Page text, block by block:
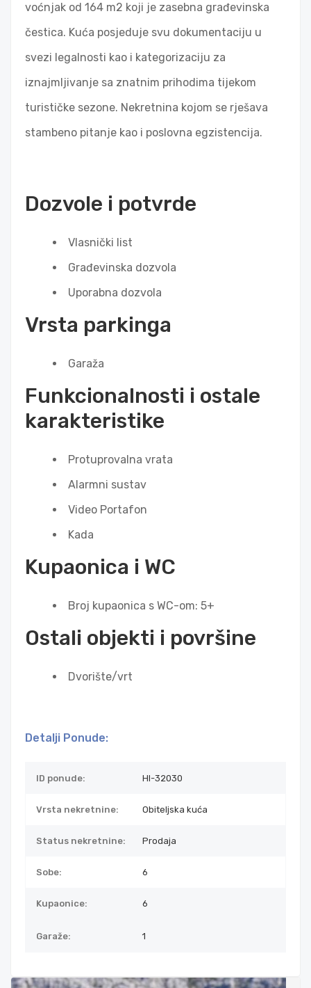
voćnjak od 164 m2 koji je zasebna građevinska
čestica. Kuća posjeduje svu dokumentaciju u
svezi legalnosti kao i kategorizaciju za
iznajmljivanje sa znatnim prihodima tijekom
turističke sezone. Nekretnina kojom se rješava
stambeno pitanje kao i poslovna egzistencija.
Dozvole i potvrde
Vlasnički list
Građevinska dozvola
Uporabna dozvola
Vrsta parkinga
Garaža
Funkcionalnosti i ostale
karakteristike
Protuprovalna vrata
Alarmni sustav
Video Portafon
Kada
Kupaonica i WC
Broj kupaonica s WC-om: 5+
Ostali objekti i površine
Dvorište/vrt
Detalji Ponude:
ID ponude: HI-32030
Vrsta nekretnine: Obiteljska kuća
Status nekretnine: Prodaja
Sobe: 6
Kupaonice: 6
Garaže: 1